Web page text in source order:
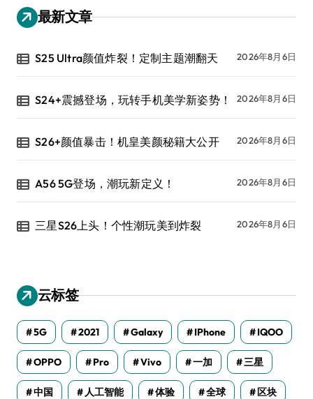
最新文章
S25 Ultra颜值炸裂！定制主题潮翻天 2026年8月6日
S24+震撼登场，玩转手机美学新姿势！ 2026年8月6日
S26+颜值暴击！机皇美颜秘籍大公开 2026年8月6日
A56 5G登场，潮玩新定义！ 2026年8月6日
三星S26上头！个性潮玩美到炸裂 2026年8月6日
云标签
5G 2021 Galaxy IPhone IQOO
OPPO Pro Vivo 一加 三星
中国 人工智能 体验 全球 区块